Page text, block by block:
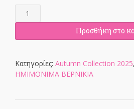
Minimalista
7ml
Προσθήκη στο
Κατηγορίες: Autumn Collection 2025,
ΗΜΙΜΟΝΙΜΑ ΒΕΡΝΙΚΙΑ